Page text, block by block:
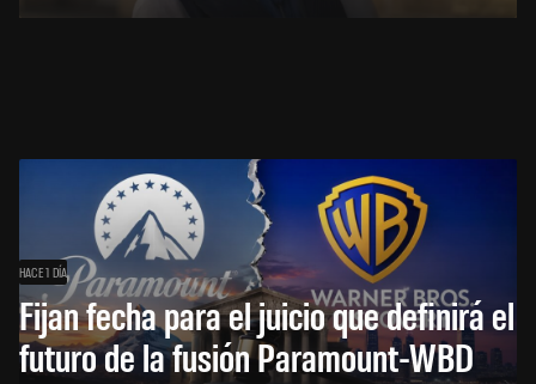
HACE 1 DÍA
Fijan fecha para el juicio que definirá el
futuro de la fusión Paramount-WBD